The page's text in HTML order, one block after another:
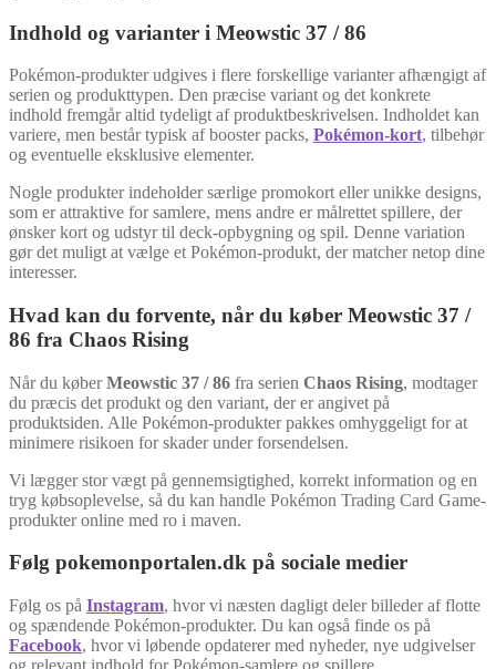
Indhold og varianter i Meowstic 37 / 86
Pokémon-produkter udgives i flere forskellige varianter afhængigt af
serien og produkttypen. Den præcise variant og det konkrete
indhold fremgår altid tydeligt af produktbeskrivelsen. Indholdet kan
variere, men består typisk af booster packs, Pokémon-kort, tilbehør
og eventuelle eksklusive elementer.
Nogle produkter indeholder særlige promokort eller unikke designs,
som er attraktive for samlere, mens andre er målrettet spillere, der
ønsker kort og udstyr til deck-opbygning og spil. Denne variation
gør det muligt at vælge et Pokémon-produkt, der matcher netop dine
interesser.
Hvad kan du forvente, når du køber Meowstic 37 /
86 fra Chaos Rising
Når du køberMeowstic 37 / 86 fra serien Chaos Rising, modtager
du præcis det produkt og den variant, der er angivet på
produktsiden. Alle Pokémon-produkter pakkes omhyggeligt for at
minimere risikoen for skader under forsendelsen.
Vi lægger stor vægt på gennemsigtighed, korrekt information og en
tryg købsoplevelse, så du kan handle Pokémon Trading Card Game-
produkter online med ro i maven.
Følg pokemonportalen.dk på sociale medier
Følg os på Instagram, hvor vi næsten dagligt deler billeder af flotte
og spændende Pokémon-produkter. Du kan også finde os på
Facebook, hvor vi løbende opdaterer med nyheder, nye udgivelser